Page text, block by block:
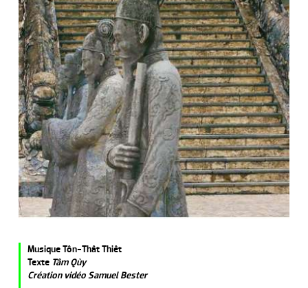
Musique Tôn-Thât Thiêt
Texte Tâm Qùy
Création vidéo Samuel Bester